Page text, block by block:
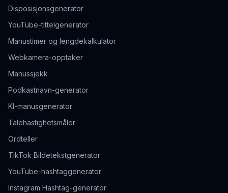
Disposisjonsgenerator
YouTube-tittelgenerator
Manustimer og lengdekalkulator
Webkamera-opptaker
Manussjekk
Podkastnavn-generator
KI-manusgenerator
Talehastighetsmåler
Ordteller
TikTok Bildetekstgenerator
YouTube-hashtaggenerator
Instagram Hashtag-generator